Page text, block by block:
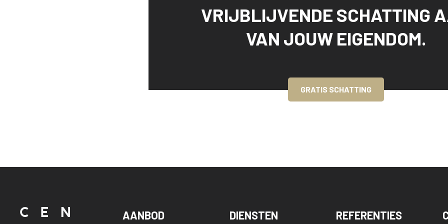
VRIJBLIJVENDE SCHATTING
VAN JOUW EIGENDOM.
GRATIS SCHATTING
AANBOD DIENSTEN REFERENTIES